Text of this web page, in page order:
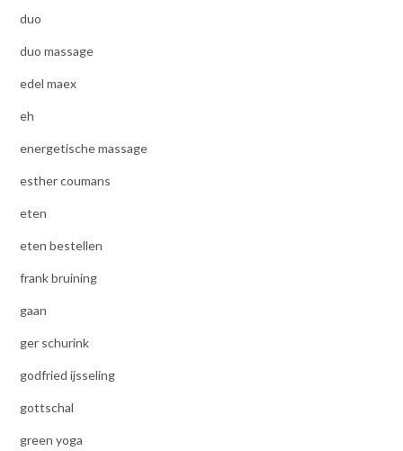
duo
duo massage
edel maex
eh
energetische massage
esther coumans
eten
eten bestellen
frank bruining
gaan
ger schurink
godfried ijsseling
gottschal
green yoga